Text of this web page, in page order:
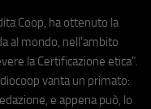
Coop, ha ottenuto la
al mondo, nell'ambito
la Certificazione etica".
vanta un primato:
e appena può, lo